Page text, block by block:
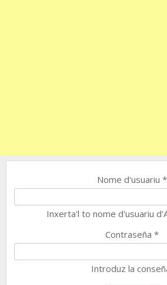
Nome d'usuariu *
Inxerta'l to nome d'usuariu
Contraseña *
Introduz la